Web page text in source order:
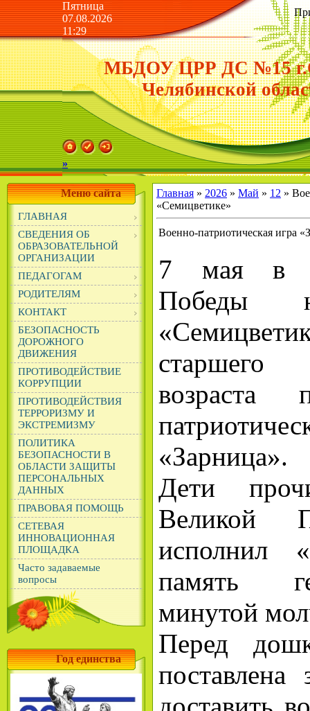
Пятница
07.08.2026
11:29
МБДОУ ЦРР ДС №15
Челябинской
»
Меню сайта
ГЛАВНАЯ
СВЕДЕНИЯ ОБ
ОБРАЗОВАТЕЛЬНОЙ
ОРГАНИЗАЦИИ
ПЕДАГОГАМ
РОДИТЕЛЯМ
КОНТАКТ
БЕЗОПАСНОСТЬ
ДОРОЖНОГО
ДВИЖЕНИЯ
ПРОТИВОДЕЙСТВИЕ
КОРРУПЦИИ
ПРОТИВОДЕЙСТВИЯ
ТЕРРОРИЗМУ И
ЭКСТРЕМИЗМУ
ПОЛИТИКА
БЕЗОПАСНОСТИ В
ОБЛАСТИ ЗАЩИТЫ
ПЕРСОНАЛЬНЫХ
ДАННЫХ
ПРАВОВАЯ ПОМОЩЬ
СЕТЕВАЯ
ИННОВАЦИОННАЯ
ПЛОЩАДКА
Часто задаваемые
вопросы
Год единства
Главная » 2026 » Май » 12 »
«Семицветике»
Военно-патриотическая игра
7 мая в
Победы
возраста
«Зарница».
Дети
Великой
исполнил
память
минутой
Перед